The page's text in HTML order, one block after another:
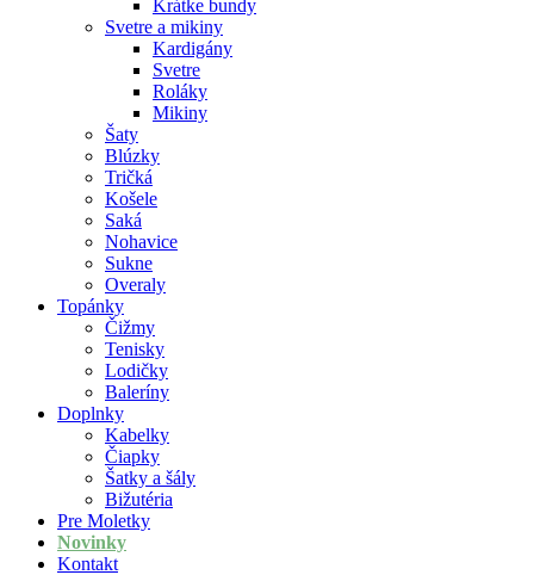
Krátke bundy
Svetre a mikiny
Kardigány
Svetre
Roláky
Mikiny
Šaty
Blúzky
Tričká
Košele
Saká
Nohavice
Sukne
Overaly
Topánky
Čižmy
Tenisky
Lodičky
Baleríny
Doplnky
Kabelky
Čiapky
Šatky a šály
Bižutéria
Pre Moletky
Novinky
Kontakt